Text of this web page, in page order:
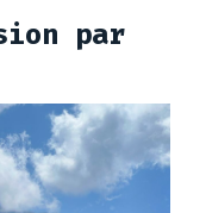
par